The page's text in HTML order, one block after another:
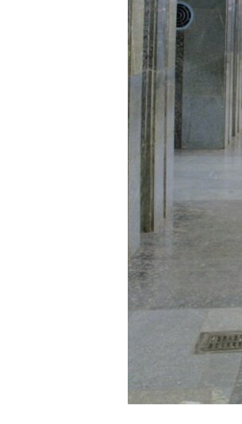
УКРАЇНСЬКА ПРОБЛЕМА КРИМУ